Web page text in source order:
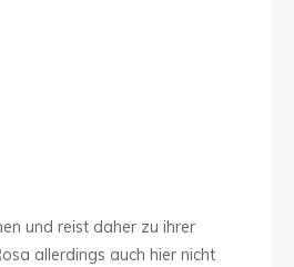
und reist daher zu ihrer
allerdings auch hier nicht